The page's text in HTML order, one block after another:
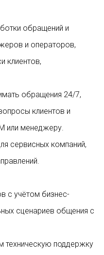
обращений и
и операторов,
клиентов,
обращения 24/7,
клиентов и
или менеджеру.
сервисных компаний,
с учётом бизнес-
сценариев общения с
техническую поддержку